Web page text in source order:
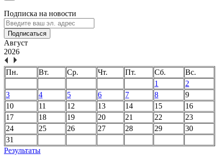
Подписка на новости
Подписаться
Август
2026
Пн. Вт. Ср. Чт. Пт. Сб.
Вс.
1
2
3
4 5 6 7 8
9
10
11 12 13 14 15
16
17
18 19 20 21 22
23
24
25 26 27 28 29
30
31
Результаты